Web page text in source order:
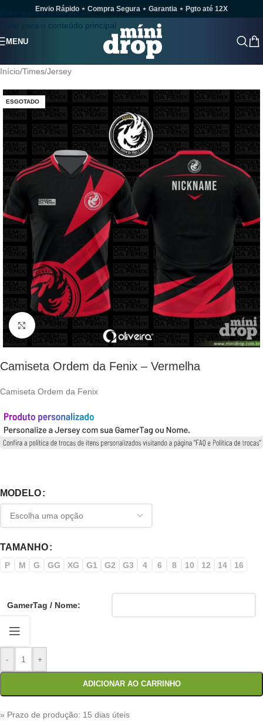
Pular para a navegação
Pular para o conteúdo principal
Envio Rápido ⋆ Compra Segura ⋆ Garantia ⋆ Pgto até 12X
MENU
Início/Times/Jersey
ESGOTADO
Clique para ampliar
Camiseta Ordem da Fenix – Vermelha
Camiseta Ordem da Fenix
MODELO
TAMANHO
P M G GG XG G1 G2 G3 4 6 8 10 12 14 16
GamerTag / Nome:
- +
ADICIONAR AO CARRINHO
» Prazo de produção: 15 dias úteis